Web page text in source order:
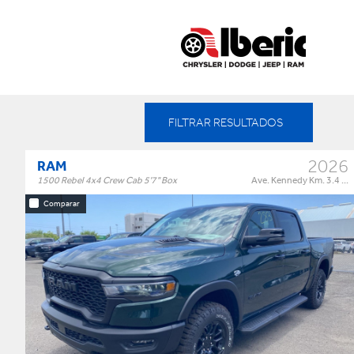
FILTRAR RESULTADOS
Filtros aplicados:
Estilo
4wd standard pickup
truck (1)
commercial (15)
pickup truck (54)
MÁS...
Marca
dodge (4)
ram (61)
Comparar
RAM
1500 Rebel 4x4 Crew Cab 5'7" Box
2026
Ave. Kennedy Km. 3.4 ...
Trim: Rebel 4x4 Crew Cab 5'7" Box
Trans: Automatic
Color: Green
Precio: $85,995†
OR BEST OFFER